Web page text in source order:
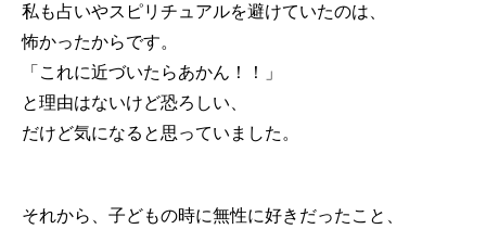
私も占いやスピリチュアルを避けていたのは、
怖かったからです。
「これに近づいたらあかん！！」
と理由はないけど恐ろしい、
だけど気になると思っていました。
それから、子どもの時に無性に好きだったこと、